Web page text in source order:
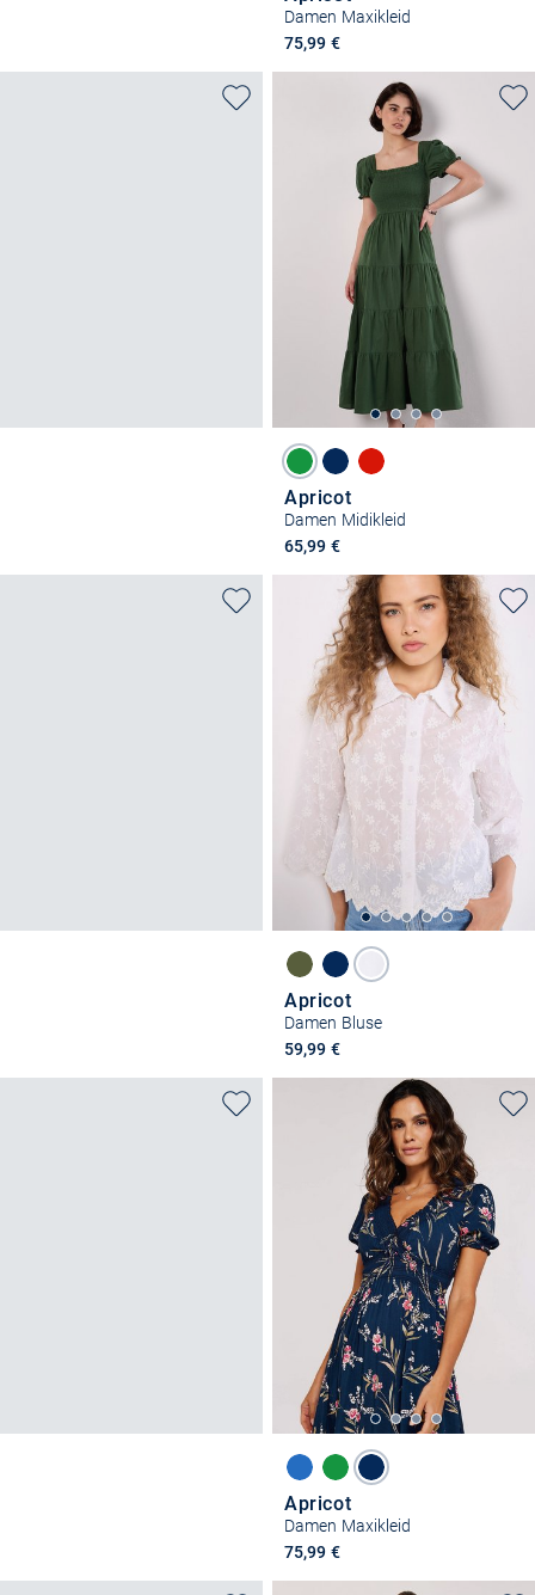
Damen Maxikleid
75,99 €
Apricot
Damen Midikleid
65,99 €
Apricot
Damen Bluse
59,99 €
Apricot
Damen Maxikleid
75,99 €